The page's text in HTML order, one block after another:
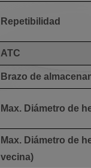
Repetibilidad
ATC
Brazo de
Max. Diámetro de
Max. Diámetro de
vecina)